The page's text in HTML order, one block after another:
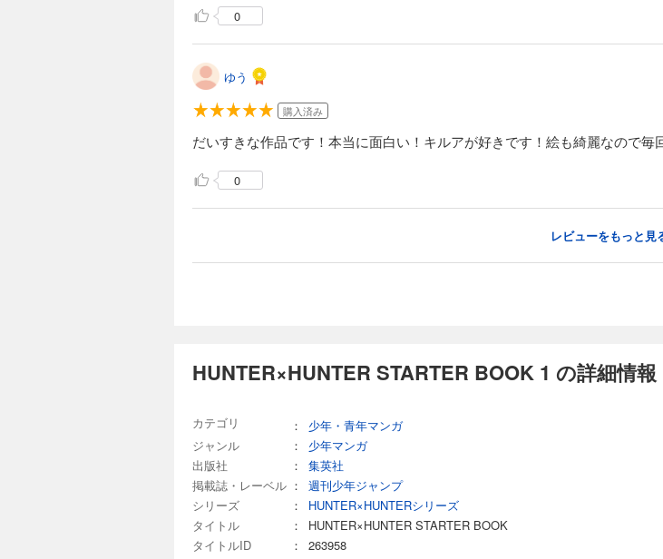
0
ゆう
購入済み
だいすきな作品です！本当に面白い！キルアが好きです！絵も綺麗なので
0
レビューをもっと見
HUNTER×HUNTER STARTER BOOK 1 の詳細情報
カテゴリ ：
少年・青年マンガ
ジャンル
：
少年マンガ
出版社
：
集英社
掲載誌・レーベル ：
週刊少年ジャンプ
シリーズ
：
HUNTER×HUNTERシリーズ
タイトル
：
HUNTER×HUNTER STARTER BOOK
タイトルID
：
263958